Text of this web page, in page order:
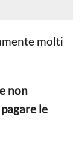
molti
non
le